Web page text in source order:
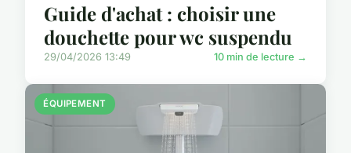
Guide d'achat : choisir une
douchette pour wc suspendu
29/04/2026 13:49 10 min de lecture →
ÉQUIPEMENT